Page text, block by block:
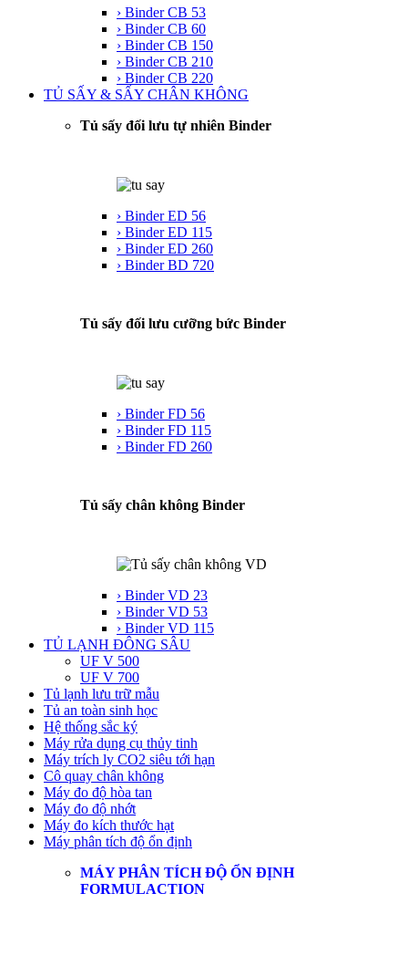
› Binder CB 53
› Binder CB 60
› Binder CB 150
› Binder CB 210
› Binder CB 220
TỦ SẤY & SẤY CHÂN KHÔNG
Tủ sấy đối lưu tự nhiên Binder
› Binder ED 56
› Binder ED 115
› Binder ED 260
› Binder BD 720
Tủ sấy đối lưu cưỡng bức Binder
› Binder FD 56
› Binder FD 115
› Binder FD 260
Tủ sấy chân không Binder
› Binder VD 23
› Binder VD 53
› Binder VD 115
TỦ LẠNH ĐÔNG SÂU
UF V 500
UF V 700
Tủ lạnh lưu trữ mẫu
Tủ an toàn sinh học
Hệ thống sắc ký
Máy rửa dụng cụ thủy tinh
Máy trích ly CO2 siêu tới hạn
Cô quay chân không
Máy đo độ hòa tan
Máy đo độ nhớt
Máy đo kích thước hạt
Máy phân tích độ ổn định
MÁY PHÂN TÍCH ĐỘ ỔN ĐỊNH
FORMULACTION